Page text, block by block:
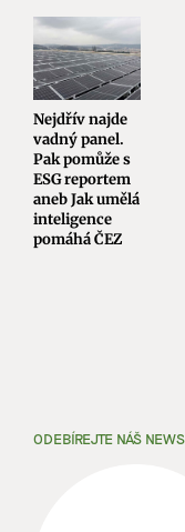
Nejdřív najde
vadný panel.
Pak pomůže s
ESG reportem
aneb Jak umělá
inteligence
pomáhá ČEZ
ODEBÍREJTE NÁŠ